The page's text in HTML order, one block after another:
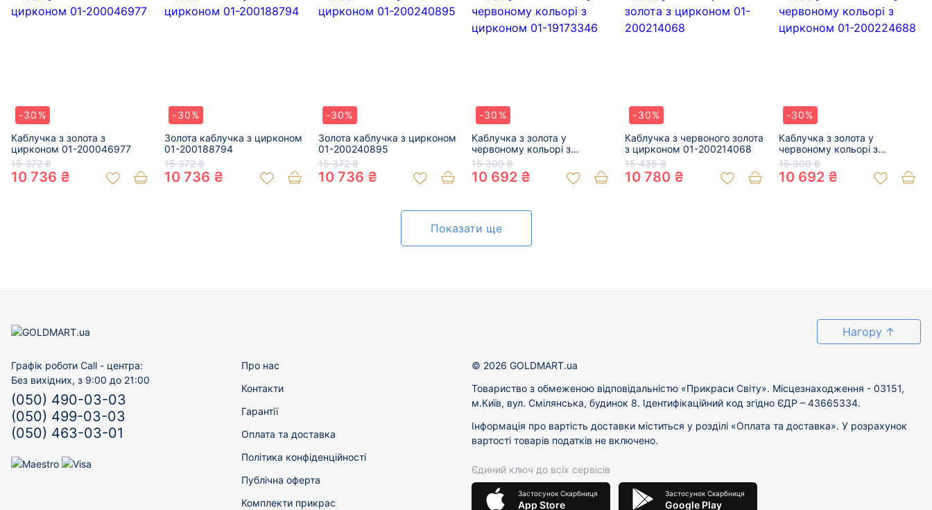
-30%
Каблучка з золота з
цирконом 01-200046977
15 372 ₴
10 736 ₴
-30%
Золота каблучка з цирконом
01-200188794
15 372 ₴
10 736 ₴
-30%
Золота каблучка з цирконом
01-200240895
15 372 ₴
10 736 ₴
-30%
Каблучка з золота у
червоному кольорі з
цирконом 01-19173346
15 309 ₴
10 692 ₴
-30%
Каблучка з червоного золота
з цирконом 01-200214068
15 435 ₴
10 780 ₴
-30%
Каблучка з золота у
червоному кольорі з
цирконом 01-200224688
15 309 ₴
10 692 ₴
Показати ще
Нагору ↑
Графік роботи Call - центра:
Без вихідних, з 9:00 до 21:00
(050) 490-03-03
(050) 499-03-03
(050) 463-03-01
Про нас
Контакти
Гарантії
Оплата та доставка
Політика конфіденційності
Публічна оферта
Комплекти прикрас
© 2026 GOLDMART.ua
Товариство з обмеженою відповідальністю «Прикраси Світу». Місцезнаходження - 03151,
м.Київ, вул. Смілянська, будинок 8. Ідентифікаційний код згідно ЄДР – 43665334.
Інформація про вартість доставки міститься у розділі «Оплата та доставка». У розрахунок
вартості товарів податків не включено.
Єдиний ключ до всіх сервісів
Застосунок Скарбниця
App Store
Застосунок Скарбниця
Google Play